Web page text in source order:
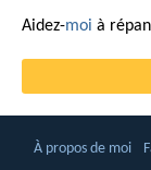
Aidez-moi à
À propos de moi